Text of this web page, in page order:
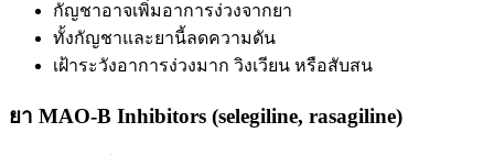
กัญชาอาจเพิ่มอาการง่วงจากยา
ทั้งกัญชาและยานี้ลดความดัน
เฝ้าระวังอาการง่วงมาก วิงเวียน หรือสับสน
ยา MAO-B Inhibitors (selegiline, rasagiline)